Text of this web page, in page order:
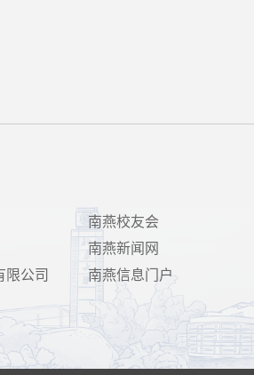
南燕校友会
南燕新闻网
限公司 南燕信息门户